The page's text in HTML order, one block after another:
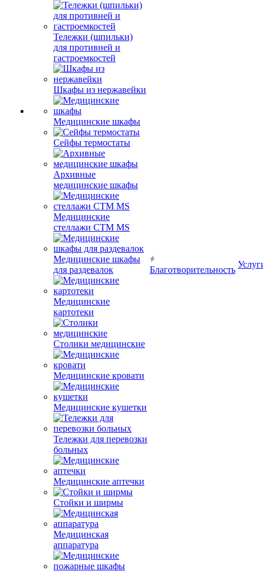
Тележки (шпильки)
для противней и
гастроемкостей
Шкафы из нержавейки
Медицинские шкафы
Сейфы термостаты
Архивные
медицинские шкафы
Медицинские
стеллажи CTM MS
Медицинские шкафы
для раздевалок
Медицинские
картотеки
Столики медицинские
Медицинские кровати
Медицинские кушетки
Тележки для перевозки
больных
Медицинские аптечки
Стойки и ширмы
Медицинская
аппаратура
Благотворительность